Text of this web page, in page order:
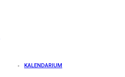
KALENDARIUM